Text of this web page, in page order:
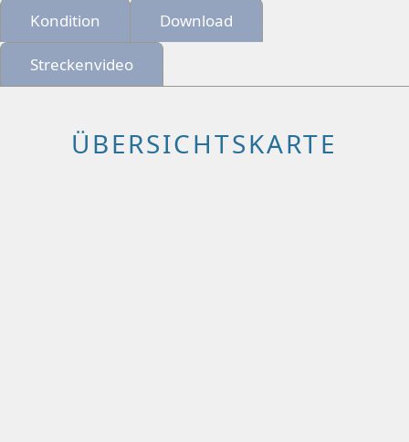
Kondition Download
Streckenvideo
ÜBERSICHTSKARTE